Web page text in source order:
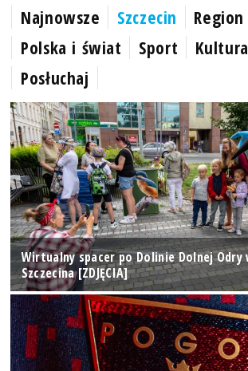
Najnowsze Szczecin
Region
Polska i świat
Sport Kultura
Posłuchaj
Wirtualny spacer po Dolinie Dolnej
Szczecina [ZDJĘCIA]